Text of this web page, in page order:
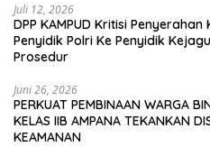
Juli 12, 2026
DPP KAMPUD Kritisi
Penyidik Polri Ke Penyidik
Prosedur
Juni 26, 2026
PERKUAT PEMBINAAN WARGA
KELAS IIB AMPANA TEKANKAN
KEAMANAN